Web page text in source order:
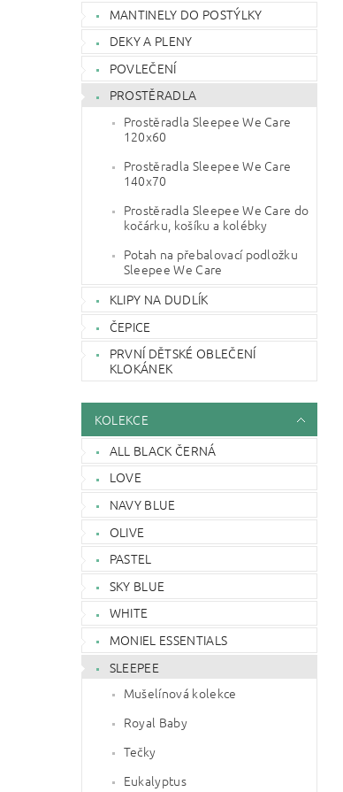
MANTINELY DO POSTÝLKY
DEKY A PLENY
POVLEČENÍ
PROSTĚRADLA
Prostěradla Sleepee We Care
120x60
Prostěradla Sleepee We Care
140x70
Prostěradla Sleepee We Care do
kočárku, košíku a kolébky
Potah na přebalovací podložku
Sleepee We Care
KLIPY NA DUDLÍK
ČEPICE
PRVNÍ DĚTSKÉ OBLEČENÍ
KLOKÁNEK
KOLEKCE
ALL BLACK ČERNÁ
LOVE
NAVY BLUE
OLIVE
PASTEL
SKY BLUE
WHITE
MONIEL ESSENTIALS
SLEEPEE
Mušelínová kolekce
Royal Baby
Tečky
Eukalyptus